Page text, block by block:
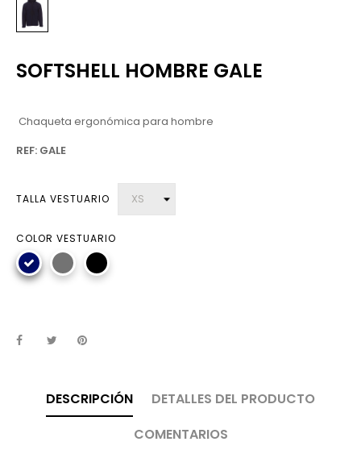
SOFTSHELL HOMBRE GALE
Chaqueta ergonómica para hombre
REF: GALE
TALLA VESTUARIO
COLOR VESTUARIO
DESCRIPCIÓN
DETALLES DEL PRODUCTO
COMENTARIOS